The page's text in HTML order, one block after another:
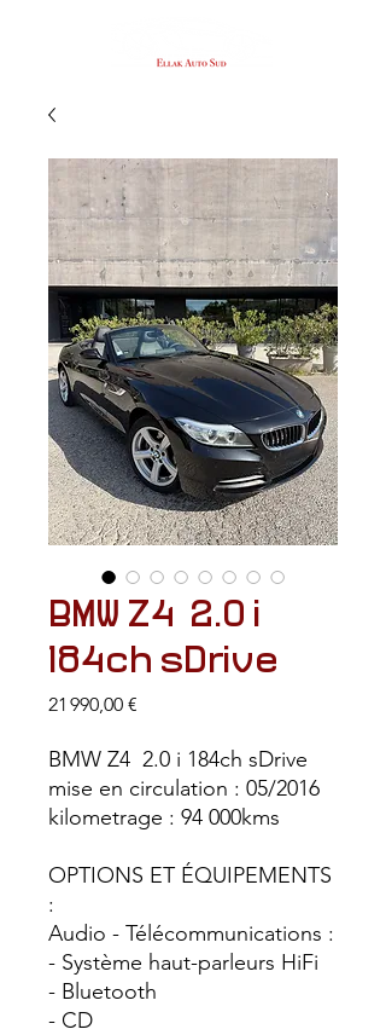
BMW Z4 2.0 i
184ch sDrive
21 990,00 €
BMW Z4 2.0 i 184ch sDrive
mise en circulation : 05/2016
kilometrage : 94 000kms
OPTIONS ET ÉQUIPEMENTS
:
Audio - Télécommunications :
- Système haut-parleurs HiFi
- Bluetooth
- CD